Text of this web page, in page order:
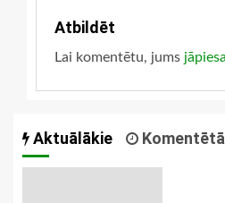
Atbildēt
Lai komentētu, jums
Aktuālākie